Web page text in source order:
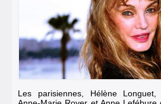
Les pari­siennes, Hélène Longuet,